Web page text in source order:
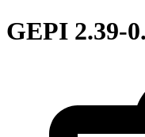
GEPI 2.39-